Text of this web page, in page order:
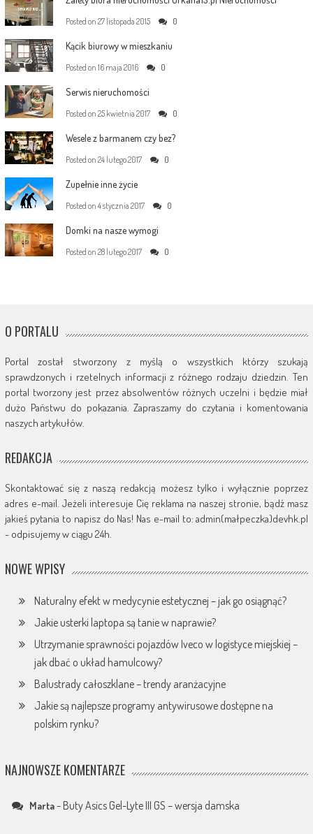
Posted on 27 listopada 2015 0
Kącik biurowy w mieszkaniu
Posted on 16 maja 2016 0
Serwis nieruchomości
Posted on 25 kwietnia 2017 0
Wesele z barmanem czy bez?
Posted on 24 lutego 2017 0
Zupełnie inne życie
Posted on 4 stycznia 2017 0
Domki na nasze wymogi
Posted on 28 lutego 2017 0
O PORTALU
Portal został stworzony z myślą o wszystkich którzy szukają
sprawdzonych i rzetelnych informacji z różnego rodzaju dziedzin. Ten
portal tworzony jest przez absolwentów różnych uczelni i będzie miał
dużo Państwu do pokazania. Zapraszamy do czytania i komentowania
naszych artykułów.
REDAKCJA
Skontaktować się z naszą redakcją możesz tylko i wyłącznie poprzez
adres e-mail. Jeżeli interesuje Cię reklama na naszej stronie, bądź masz
jakieś pytania to napisz do Nas! Nas e-mail to: admin(małpeczka)devhk.pl
- odpisujemy w ciągu 24h.
NOWE WPISY
Naturalny efekt w medycynie estetycznej – jak go osiągnąć?
Jakie usterki laptopa są tanie w naprawie?
Utrzymanie sprawności pojazdów Iveco w logistyce miejskiej –
jak dbać o układ hamulcowy?
Balustrady całoszklane – trendy aranżacyjne
Jakie są najlepsze programy antywirusowe dostępne na
polskim rynku?
NAJNOWSZE KOMENTARZE
Marta- Buty Asics Gel-Lyte III GS – wersja damska